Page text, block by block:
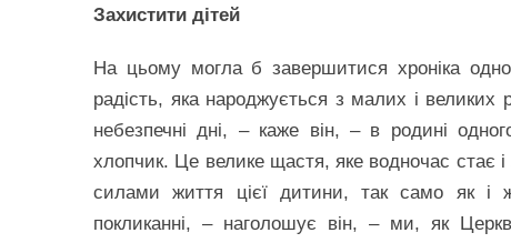
Захистити дітей
На цьому могла б завершитися хроніка
радість, яка народжується з малих і
небезпечні дні, – каже він, – в родині
хлопчик. Це велике щастя, яке водночас стає
силами життя цієї дитини, так само як і
покликанні, – наголошує він, – ми, як